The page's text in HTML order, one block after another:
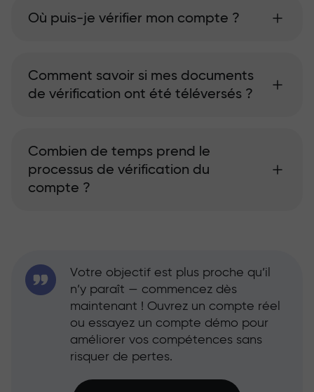
Où puis-je vérifier mon compte ?
Comment savoir si mes documents
de vérification ont été téléversés ?
Combien de temps prend le
processus de vérification du
compte ?
Votre objectif est plus proche qu’il
n’y paraît — commencez dès
maintenant ! Ouvrez un compte réel
ou essayez un compte démo pour
améliorer vos compétences sans
risquer de pertes.